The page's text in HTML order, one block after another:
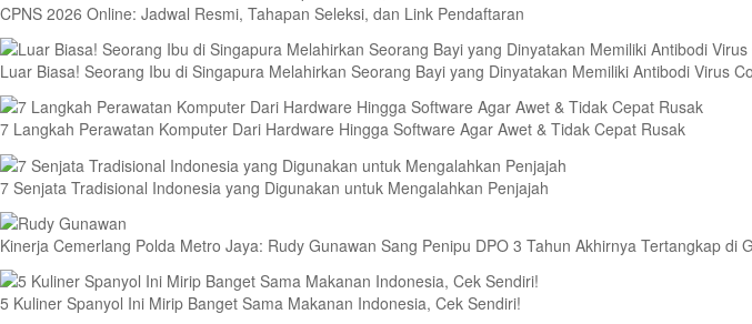
CPNS 2026 Online: Jadwal Resmi, Tahapan Seleksi, dan Link Pendaftaran
Luar Biasa! Seorang Ibu di Singapura Melahirkan Seorang Bayi yang Dinyatakan Memiliki Antibodi Virus
7 Langkah Perawatan Komputer Dari Hardware Hingga Software Agar Awet & Tidak Cepat Rusak
7 Senjata Tradisional Indonesia yang Digunakan untuk Mengalahkan Penjajah
Kinerja Cemerlang Polda Metro Jaya: Rudy Gunawan Sang Penipu DPO 3 Tahun Akhirnya Tertangkap di
5 Kuliner Spanyol Ini Mirip Banget Sama Makanan Indonesia, Cek Sendiri!